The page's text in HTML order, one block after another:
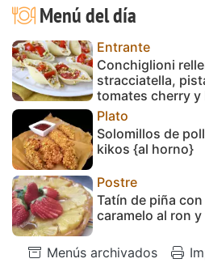
Menú del día
Entrante
Conchiglioni
stracciatella,
tomates cherry y
Plato
Solomillos de
kikos {al horno}
Postre
Tatín de piña con
caramelo al ron
Menús archivados